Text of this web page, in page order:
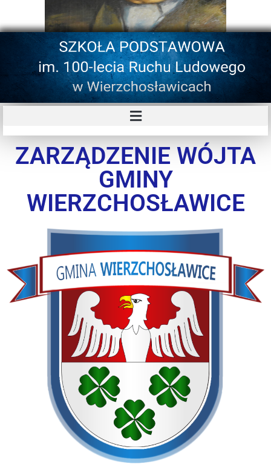
ZARZĄDZENIE WÓJTA
GMINY
WIERZCHOSŁAWICE